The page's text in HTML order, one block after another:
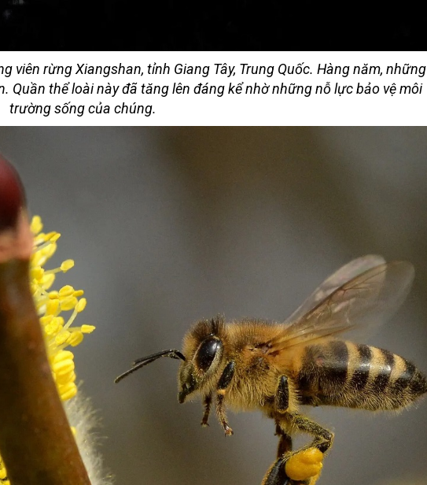
viên rừng Xiangshan, tỉnh Giang Tây, Trung Quốc. Hàng năm, những
Quần thể loài này đã tăng lên đáng kể nhờ những nỗ lực bảo vệ môi
trường sống của chúng.